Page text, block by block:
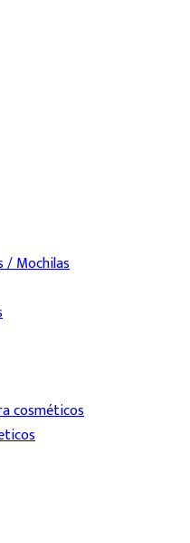
/ Mochilas
cosméticos